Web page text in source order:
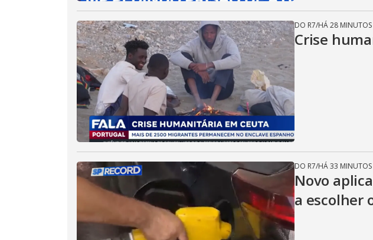
DO R7/HÁ 28 MINUTOS
Crise
DO R7/HÁ 33 MINUTOS
Novo
a escolher